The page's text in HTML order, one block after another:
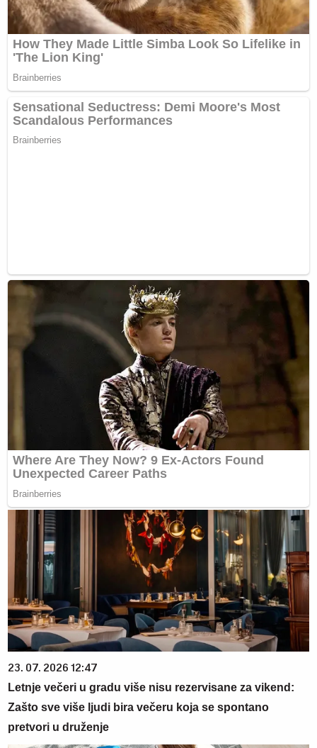
23. 07. 2026 12:47
Letnje večeri u gradu više nisu rezervisane za vikend:
Zašto sve više ljudi bira večeru koja se spontano
pretvori u druženje